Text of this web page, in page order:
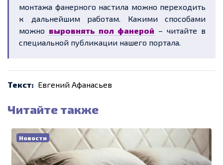
монтажа фанерного настила можно переходить
к дальнейшим работам. Какими способами
можно выровнять пол фанерой – читайте в
специальной публикации нашего портала.
Текст: Евгений Афанасьев
Читайте также
Новости